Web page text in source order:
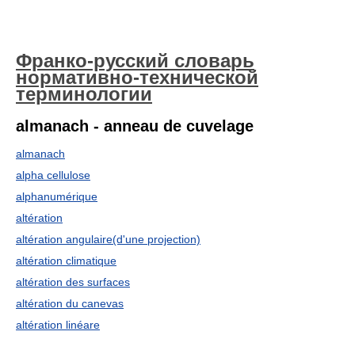
Франко-русский словарь
нормативно-технической
терминологии
almanach - anneau de cuvelage
almanach
alpha cellulose
alphanumérique
altération
altération angulaire(d'une projection)
altération climatique
altération des surfaces
altération du canevas
altération linéare